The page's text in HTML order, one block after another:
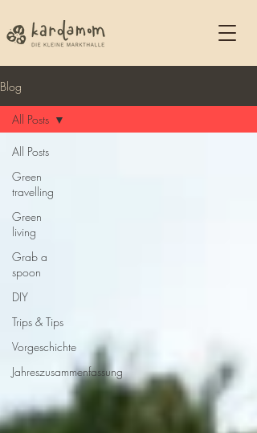
Blog
All Posts
Green
travelling
Green
living
Grab a
spoon
DIY
Trips & Tips
Vorgeschichte
Jahreszusammenfassung
All Posts